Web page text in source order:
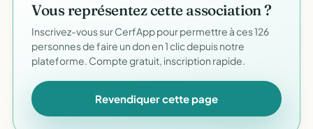
Vous représentez cette association ?
Inscrivez-vous sur CerfApp pour permettre à ces 126
personnes de faire un don en 1 clic depuis notre
plateforme. Compte gratuit, inscription rapide.
Revendiquer cette page